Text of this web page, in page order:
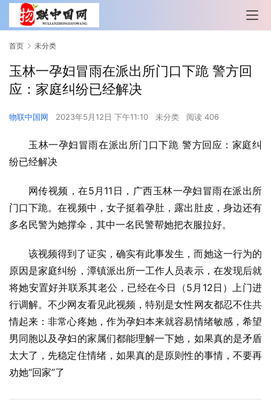
首页 未分类
玉林一孕妇冒雨在派出所门口下跪 警方回
应：家庭纠纷已经解决
物联中国网 2023年5月12日 下午11:10 未分类 阅读 406
玉林一孕妇冒雨在派出所门口下跪 警方回应：家庭纠
纷已经解决
网传视频，在5月11日，广西玉林一孕妇冒雨在派出所
门口下跪。在视频中，女子挺着孕肚，露出肚皮，身边还有
多名民警为她撑伞，其中一名民警帮她把衣服拉好。
该视频得到了证实，确实有此事发生，而她这一行为的
原因是家庭纠纷，潭镇派出所一工作人员表示，在发现后就
将她安置好并联系其老公，已经在今日（5月12日）上门进
行调解。不少网友看见此视频，特别是女性网友都忍不住共
情起来：非常心疼她，作为孕妇本来就容易情绪敏感，希望
男同胞以及孕妇的家属们都能理解一下她，如果真的是矛盾
太大了，先稳定住情绪，如果真的是原则性的事情，不要再
劝她“回家”了